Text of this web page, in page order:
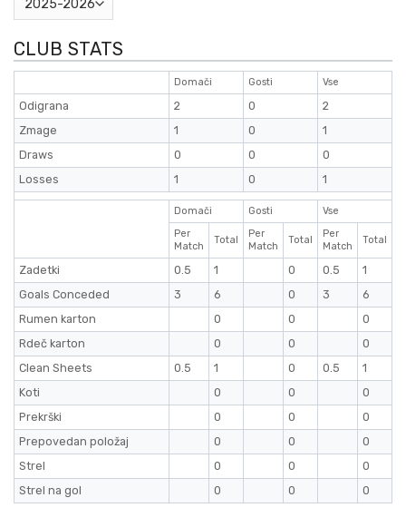
CLUB STATS
Domači Gosti Vse
Odigrana 2 0
2
Zmage
1 0
1
Draws
0 0
0
Losses
1 0 1
Domači Gosti
Vse
Per
Match
Total
Per
Match
Total
Per
Match
Total
Zadetki 0.5 1 0 0.5
1
Goals Conceded
3 6 0 3
6
Rumen karton
0 0
0
Rdeč karton
0 0
0
Clean Sheets
0.5 1 0 0.5
1
Koti
0 0
0
Prekrški
0 0
0
Prepovedan položaj
0 0
0
Strel
0 0
0
Strel na gol
0 0 0